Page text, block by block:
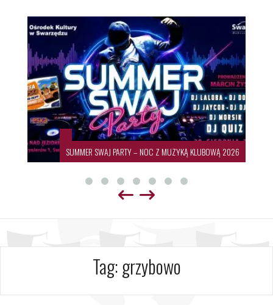
SUMMER SWAJ PARTY – NOC Z MUZYKĄ KLUBOWĄ 2026
Tag:grzybowo